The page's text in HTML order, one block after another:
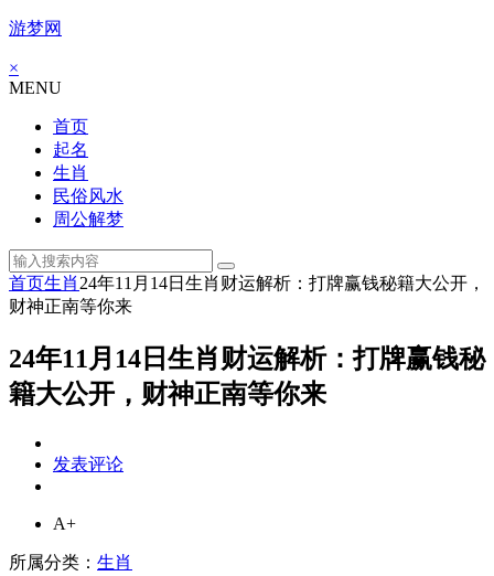
游梦网
×
MENU
首页
起名
生肖
民俗风水
周公解梦
首页生肖 24年11月14日生肖财运解析：打牌赢钱秘籍大公开，
财神正南等你来
24年11月14日生肖财运解析：打牌赢钱秘
籍大公开，财神正南等你来
发表评论
A+
所属分类： 生肖